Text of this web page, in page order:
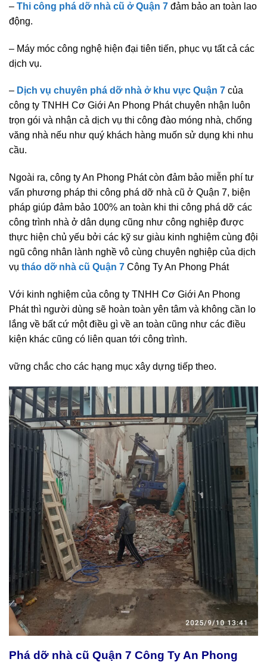
– Thi công phá dỡ nhà cũ ở Quận 7 đảm bảo an toàn lao
động.
– Máy móc công nghệ hiện đại tiên tiến, phục vụ tất cả các
dịch vụ.
– Dịch vụ chuyên phá dỡ nhà ở khu vực Quận 7 của
công ty TNHH Cơ Giới An Phong Phát chuyên nhận luôn
trọn gói và nhận cả dịch vụ thi công đào móng nhà, chống
văng nhà nếu như quý khách hàng muốn sử dụng khi nhu
cầu.
Ngoài ra, công ty An Phong Phát còn đảm bảo miễn phí tư
vấn phương pháp thi công phá dỡ nhà cũ ở Quận 7, biện
pháp giúp đảm bảo 100% an toàn khi thi công phá dỡ các
công trình nhà ở dân dụng cũng như công nghiệp được
thực hiện chủ yếu bởi các kỹ sư giàu kinh nghiệm cùng đội
ngũ công nhân lành nghề vô cùng chuyên nghiệp của dịch
vụ tháo dỡ nhà cũ Quận 7 Công Ty An Phong Phát
Với kinh nghiệm của công ty TNHH Cơ Giới An Phong
Phát thì người dùng sẽ hoàn toàn yên tâm và không cần lo
lắng về bất cứ một điều gì về an toàn cũng như các điều
kiện khác cũng có liên quan tới công trình.
vững chắc cho các hạng mục xây dựng tiếp theo.
Phá dỡ nhà cũ Quận 7 Công Ty An Phong